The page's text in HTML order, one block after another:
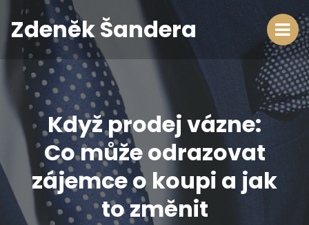
Zdeněk Šandera
Když prodej vázne:
Co může odrazovat
zájemce o koupi a jak
to změnit